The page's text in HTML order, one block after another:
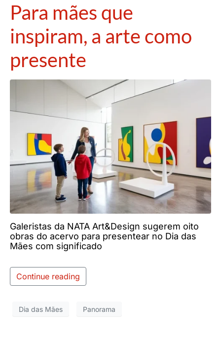
Para mães que
inspiram, a arte como
presente
Galeristas da NATA Art&Design sugerem oito
obras do acervo para presentear no Dia das
Mães com significado
Continue reading
Dia das Mães Panorama